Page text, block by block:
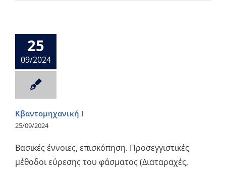
25
09/2024
Κβαντομηχανική Ι
25/09/2024
Βασικές έννοιες, επισκόπηση. Προσεγγιστικές
μέθοδοι εύρεσης του φάσματος (Διαταραχές,